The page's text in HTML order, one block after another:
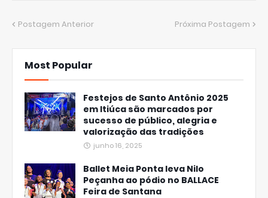
Postagem Anterior Próxima Postagem
Most Popular
Festejos de Santo Antônio 2025
em Itiúca são marcados por
sucesso de público, alegria e
valorização das tradições
junho 16, 2025
Ballet Meia Ponta leva Nilo
Peçanha ao pódio no BALLACE
Feira de Santana